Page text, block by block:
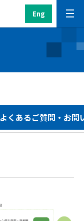
Eng
よくあるご質問・お問